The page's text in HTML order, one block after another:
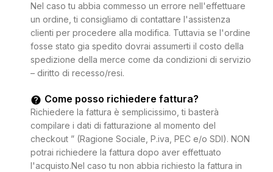
Nel caso tu abbia commesso un errore nell'effettuare
un ordine, ti consigliamo di contattare l'assistenza
clienti per procedere alla modifica. Tuttavia se l'ordine
fosse stato gia spedito dovrai assumerti il costo della
spedizione della merce come da condizioni di servizio
– diritto di recesso/resi.
Come posso richiedere fattura?
Richiedere la fattura è semplicissimo, ti basterà
compilare i dati di fatturazione al momento del
checkout ” (Ragione Sociale, P.iva, PEC e/o SDI). NON
potrai richiedere la fattura dopo aver effettuato
l'acquisto.Nel caso tu non abbia richiesto la fattura in